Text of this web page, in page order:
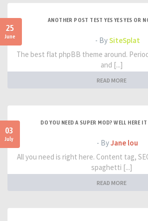
25
June
ANOTHER POST TEST YES YES YES OR
- BySiteSplat
The best flat phpBB theme around.
and [...]
READ MORE
03
July
DO YOU NEED A SUPER MOD? WELL HERE
- ByJane lou
All you need is right here. Content tag,
spaghetti [...]
READ MORE